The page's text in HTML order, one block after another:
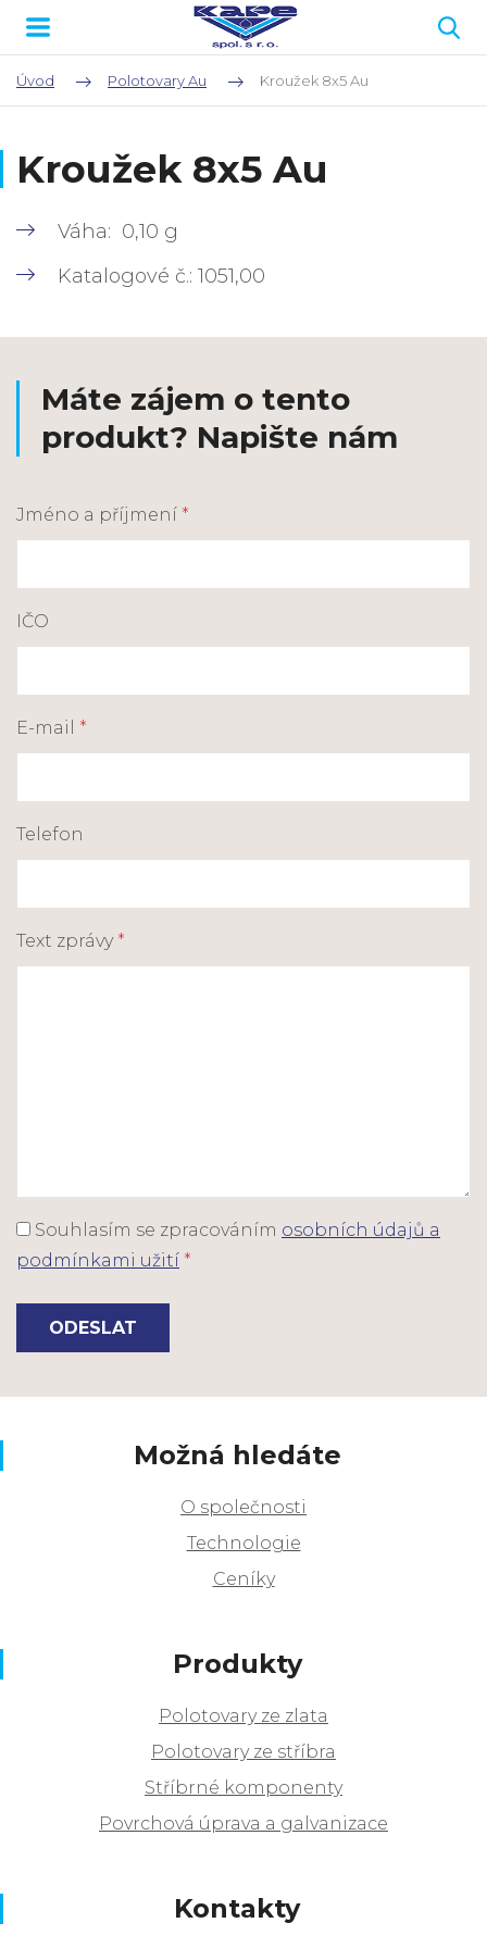
Úvod Polotovary Au Kroužek 8x5 Au
Kroužek 8x5 Au
Váha: 0,10 g
Katalogové č.: 1051,00
Máte zájem o tento
produkt? Napište nám
Jméno a příjmení *
IČO
E-mail *
Telefon
Text zprávy *
Souhlasím se zpracováním osobních údajů a
podmínkami užití *
ODESLAT
Možná hledáte
O společnosti
Technologie
Ceníky
Produkty
Polotovary ze zlata
Polotovary ze stříbra
Stříbrné komponenty
Povrchová úprava a galvanizace
Kontakty